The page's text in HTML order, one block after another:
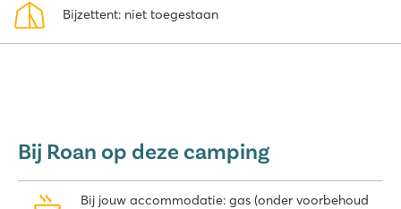
Bijzettent: niet toegestaan
Bij Roan op deze camping
Bij jouw accommodatie: gas (onder voorbehoud